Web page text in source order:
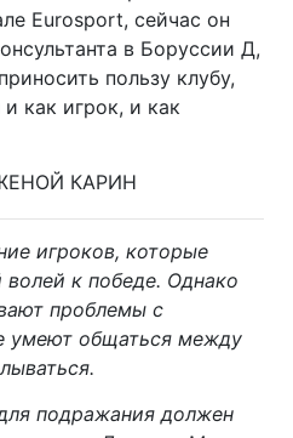
Eurosport, сейчас он
в Боруссии Д,
пользу клубу,
как игрок, и как
КАРИН
игроков, которые
к победе. Однако
проблемы с
умеют общаться между
подражания должен